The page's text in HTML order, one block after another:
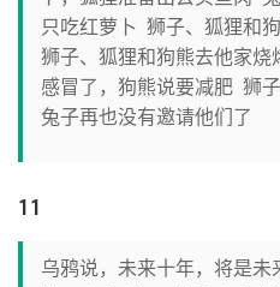
只吃红萝卜 狮子、狐狸和
狮子、狐狸和狗熊去他家
感冒了，狗熊说要减肥 狮
兔子再也没有邀请他们了
11
乌鸦说，未来十年，将是